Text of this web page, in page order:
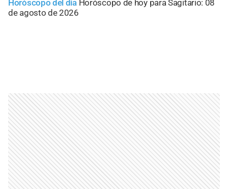
Horóscopo del día Horóscopo de hoy para Sagitario: 08
de agosto de 2026